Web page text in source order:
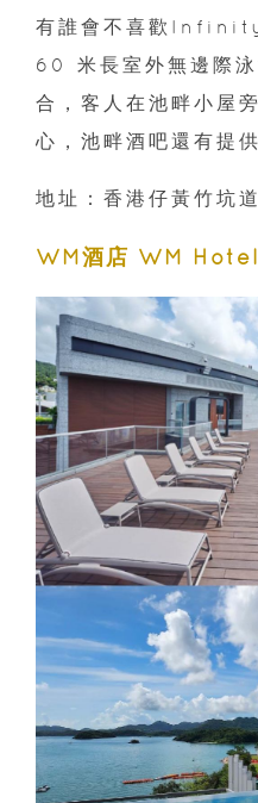
有誰會不喜歡
60 米長室外無邊際
合，客人在池畔小屋
心，池畔酒吧還有提
地址：香港仔黃竹坑
WM酒店 WM Hotel